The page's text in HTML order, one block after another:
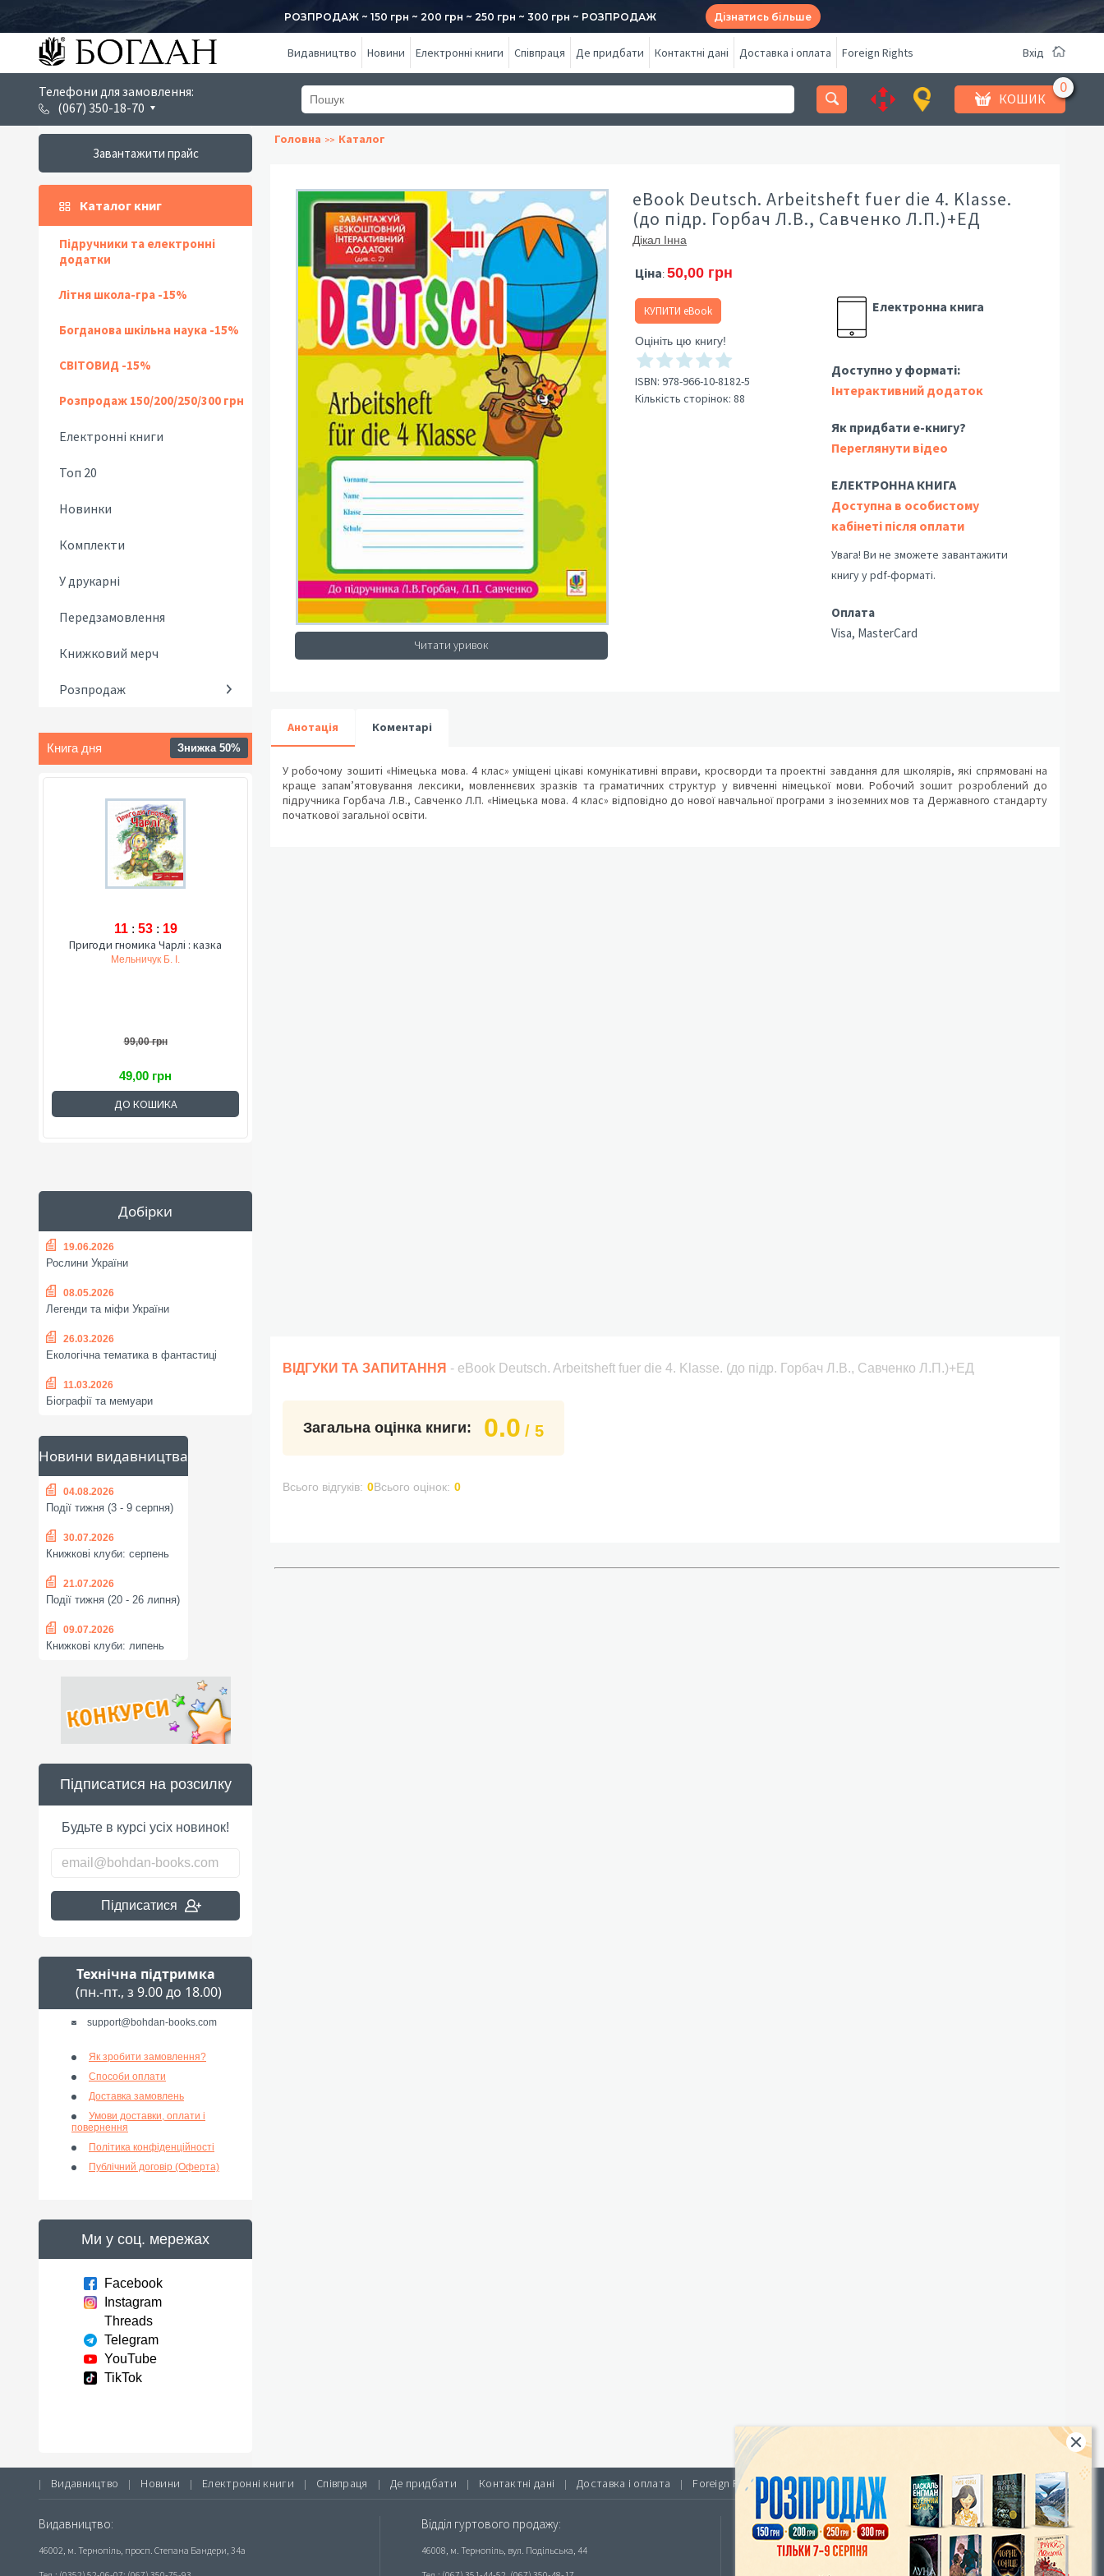
РОЗПРОДАЖ ~ 150 грн ~ 200 грн ~ 250 грн ~ 300 грн ~ РОЗПРОДАЖ Дізнатись більше
Видавництво Новини Електронні книги Співпраця Де придбати Контактні дані Доставка і оплата Foreign Rights Вхід
Телефони для замовлення:
(067) 350-18-70
КОШИК
Завантажити прайс
Каталог книг
Підручники та електронні
додатки
Літня школа-гра -15%
Богданова шкільна наука -15%
СВІТОВИД -15%
Розпродаж 150/200/250/300 грн
Електронні книги
Топ 20
Новинки
Комплекти
У друкарні
Передзамовлення
Книжковий мерч
Розпродаж
Книга дня Знижка 50%
11 : 53 : 18
Пригоди гномика Чарлі : казка
Мельничук Б. І.
99,00 грн
49,00 грн
ДО КОШИКА
Добірки
19.06.2026
Рослини України
08.05.2026
Легенди та міфи України
26.03.2026
Екологічна тематика в фантастиці
11.03.2026
Біографії та мемуари
Новини видавництва
04.08.2026
Події тижня (3 - 9 серпня)
30.07.2026
Книжкові клуби: серпень
21.07.2026
Події тижня (20 - 26 липня)
09.07.2026
Книжкові клуби: липень
Підписатися на розсилку
Будьте в курсі усіх новинок!
Підписатися
Технічна підтримка
(пн.-пт., з 9.00 до 18.00)
support@bohdan-books.com
Як зробити замовлення?
Способи оплати
Доставка замовлень
Умови доставки, оплати і
повернення
Політика конфіденційності
Публічний договір (Оферта)
Ми у соц. мережах
Facebook
Instagram
Threads
Telegram
YouTube
TikTok
Головна Каталог
Читати уривок
eBook Deutsch. Arbeitsheft fuer die 4. Klasse.
(до підр. Горбач Л.В., Савченко Л.П.)+ЕД
Дікал Інна
Ціна: 50,00 грн
КУПИТИ eBook
Оцініть цю книгу!
ISBN: 978-966-10-8182-5
Кількість сторінок: 88
Електронна книга
Доступно у форматі:
Інтерактивний додаток
Як придбати е-книгу?
Переглянути відео
ЕЛЕКТРОННА КНИГА
Доступна в особистому
кабінеті після оплати
Увага! Ви не зможете завантажити
книгу у pdf-форматі.
Оплата
Visa, MasterCard
Анотація Коментарі
У робочому зошиті «Німецька мова. 4 клас» уміщені цікаві комунікативні вправи, кросворди та проектні завдання для школярів, які спрямовані на
краще запам’ятовування лексики, мовленнєвих зразків та граматичних структур у вивченні німецької мови. Робочий зошит розроблений до
підручника Горбача Л.В., Савченко Л.П. «Німецька мова. 4 клас» відповідно до нової навчальної програми з іноземних мов та Державного стандарту
початкової загальної освіти.
ВІДГУКИ ТА ЗАПИТАННЯ - eBook Deutsch. Arbeitsheft fuer die 4. Klasse. (до підр. Горбач Л.В., Савченко Л.П.)+ЕД
Загальна оцінка книги: 0.0 / 5
Всього відгуків: 0Всього оцінок: 0
| Видавництво | Новини | Електронні книги | Співпраця | Де придбати | Контактні дані | Доставка і оплата | Foreign Rights |
Видавництво:
46002, м. Тернопіль, просп. Степана Бандери, 34а
Відділ гуртового продажу:
46008, м. Тернопіль, вул. Подільська, 44
Інтернет-магазин «Видавництво Богдан»:
46018, м. Тернопіль, А/С 529